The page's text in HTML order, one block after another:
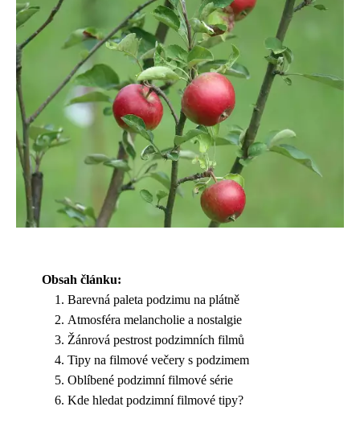
Obsah článku:
Barevná paleta podzimu na plátně
Atmosféra melancholie a nostalgie
Žánrová pestrost podzimních filmů
Tipy na filmové večery s podzimem
Oblíbené podzimní filmové série
Kde hledat podzimní filmové tipy?